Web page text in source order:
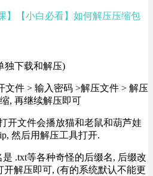
】【小白必看】如何解压压缩包
独下载和解压)
文件 > 输入密码 >解压文件 > 解压
, 再继续解压即可
开文件会播放猫和老鼠和葫芦娃
然后用解压工具打开.
.txt等各种奇怪的后缀名, 后缀改
开解压即可, (有的系统默认不能更